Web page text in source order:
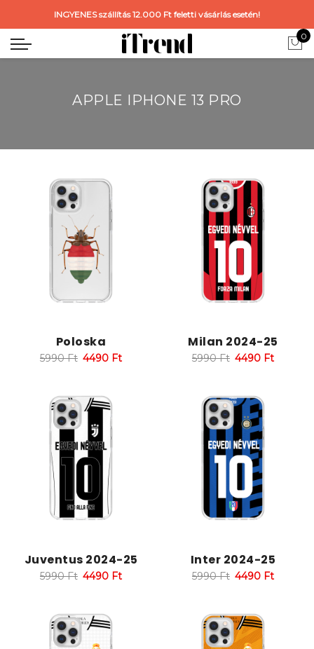
INGYENES szállítás 12.000 Ft feletti vásárlás esetén!
0
APPLE IPHONE 13 PRO
Poloska
5990Ft 4490 Ft
Milan 2024-25
5990Ft 4490 Ft
Juventus 2024-25
5990Ft 4490 Ft
Inter 2024-25
5990Ft 4490 Ft